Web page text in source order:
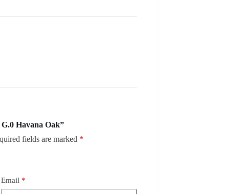
Havana Oak”
fields are marked *
Email*